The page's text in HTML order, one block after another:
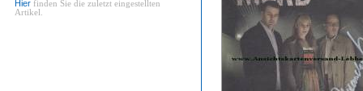
Hier finden Sie die zuletzt eingestellten
Artikel.